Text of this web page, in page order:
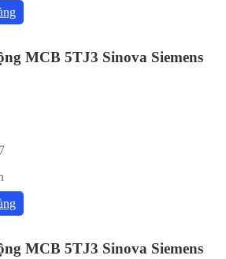
MCB 5TJ3 Sinova Siemens
MCB 5TJ3 Sinova Siemens